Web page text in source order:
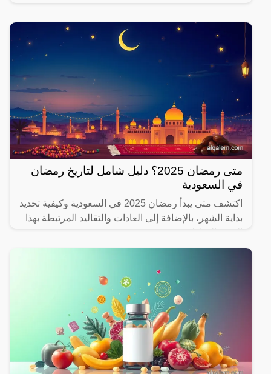
متى رمضان 2025؟ دليل شامل لتاريخ رمضان
في السعودية
اكتشف متى يبدأ رمضان 2025 في السعودية وكيفية تحديد
بداية الشهر، بالإضافة إلى العادات والتقاليد المرتبطة بهذا